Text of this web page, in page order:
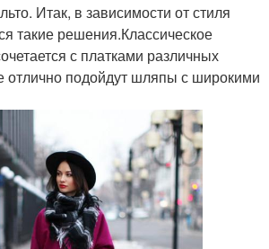
Итак, в зависимости от стиля
такие решения.Классическое
с платками различных
отлично подойдут шляпы с широкими